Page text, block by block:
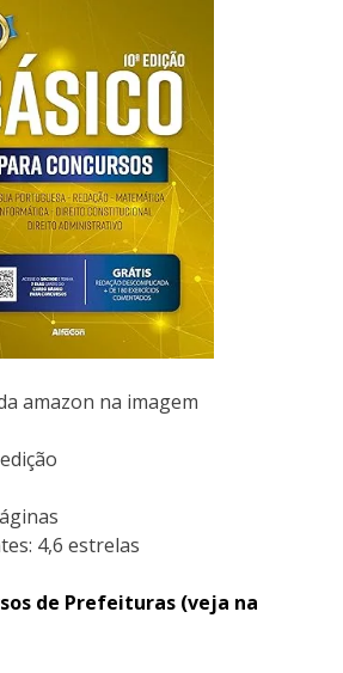
amazon na imagem
4,6 estrelas
de Prefeituras (veja na